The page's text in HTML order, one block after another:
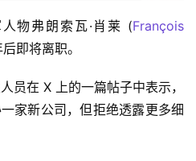
物弗朗索瓦·肖莱 (François
即将离职。
员在 X 上的一篇帖子中表示，
家新公司，但拒绝透露更多细